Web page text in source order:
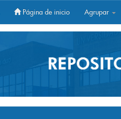
Página de inicio Agrupar